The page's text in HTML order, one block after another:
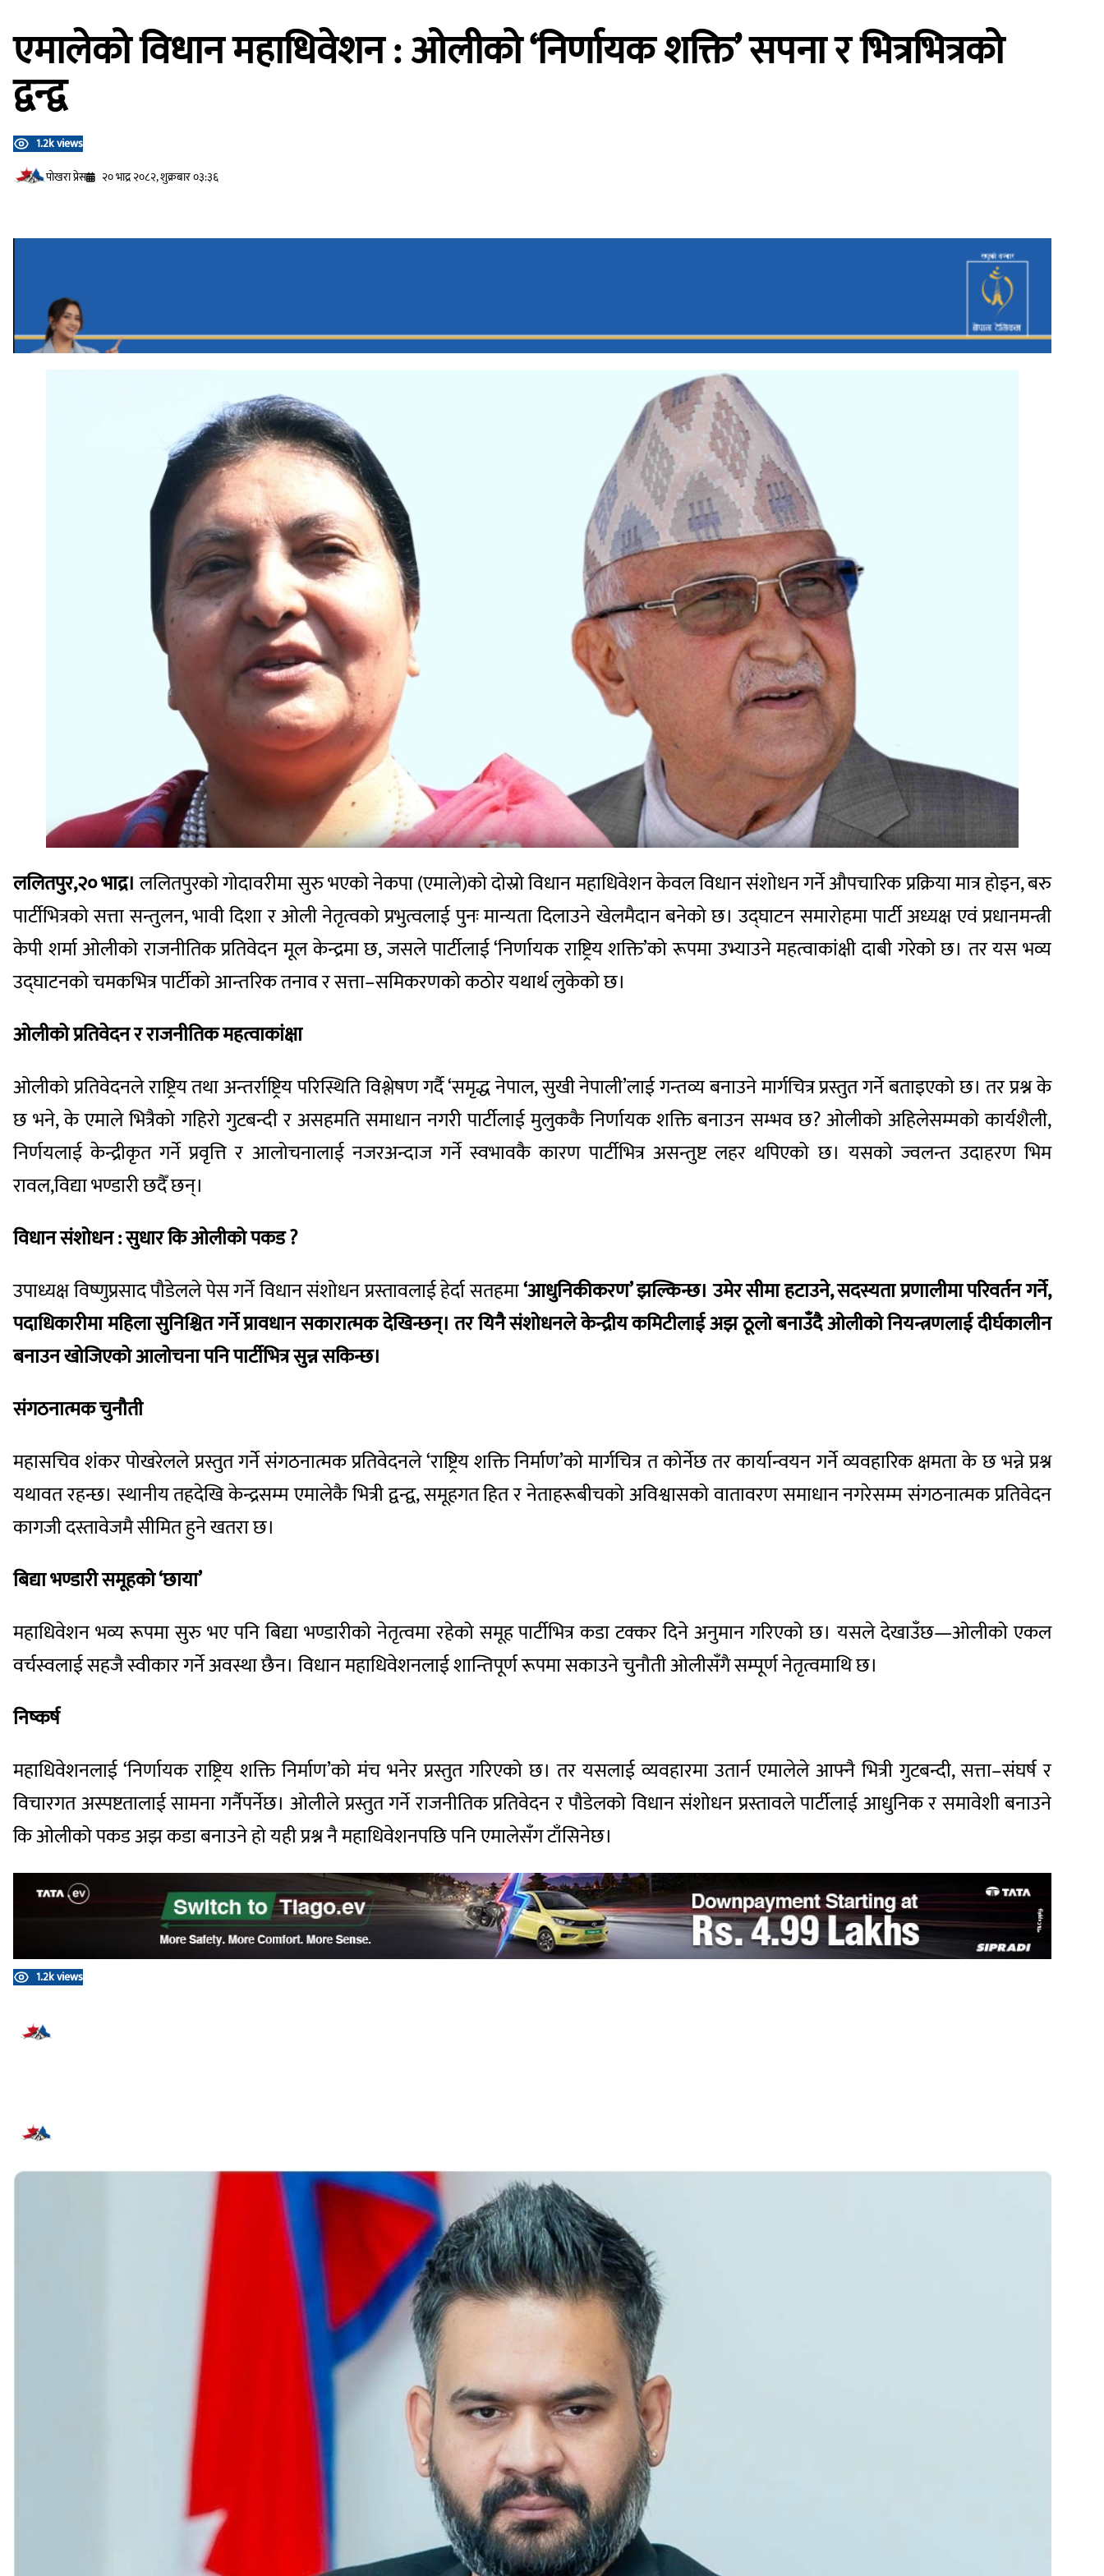
एमालेको विधान महाधिवेशन : ओलीको ‘निर्णायक शक्ति’ सपना र भित्रभित्रको
द्वन्द्व
1.2k views
प‍ोखरा प्रेस
२० भाद्र २०८२, शुक्रबार ०३:३६
ललितपुर,२० भाद्र।ललितपुरको गोदावरीमा सुरु भएको नेकपा (एमाले)को दोस्रो विधान महाधिवेशन केवल विधान संशोधन गर्ने औपचारिक प्रक्रिया मात्र होइन, बरु
पार्टीभित्रको सत्ता सन्तुलन, भावी दिशा र ओली नेतृत्वको प्रभुत्वलाई पुनः मान्यता दिलाउने खेलमैदान बनेको छ। उद्घाटन समारोहमा पार्टी अध्यक्ष एवं प्रधानमन्त्री
केपी शर्मा ओलीको राजनीतिक प्रतिवेदन मूल केन्द्रमा छ, जसले पार्टीलाई ‘निर्णायक राष्ट्रिय शक्ति’को रूपमा उभ्याउने महत्वाकांक्षी दाबी गरेको छ। तर यस भव्य
उद्घाटनको चमकभित्र पार्टीको आन्तरिक तनाव र सत्ता–समिकरणको कठोर यथार्थ लुकेको छ।
ओलीको प्रतिवेदन र राजनीतिक महत्वाकांक्षा
ओलीको प्रतिवेदनले राष्ट्रिय तथा अन्तर्राष्ट्रिय परिस्थिति विश्लेषण गर्दै ‘समृद्ध नेपाल, सुखी नेपाली’लाई गन्तव्य बनाउने मार्गचित्र प्रस्तुत गर्ने बताइएको छ। तर प्रश्न के
छ भने, के एमाले भित्रैको गहिरो गुटबन्दी र असहमति समाधान नगरी पार्टीलाई मुलुककै निर्णायक शक्ति बनाउन सम्भव छ? ओलीको अहिलेसम्मको कार्यशैली,
निर्णयलाई केन्द्रीकृत गर्ने प्रवृत्ति र आलोचनालाई नजरअन्दाज गर्ने स्वभावकै कारण पार्टीभित्र असन्तुष्ट लहर थपिएको छ। यसको ज्वलन्त उदाहरण भिम
रावल,विद्या भण्डारी छदैँ छन्।
विधान संशोधन : सुधार कि ओलीको पकड ?
उपाध्यक्ष विष्णुप्रसाद पौडेलले पेस गर्ने विधान संशोधन प्रस्तावलाई हेर्दा सतहमा‘आधुनिकीकरण’ झल्किन्छ। उमेर सीमा हटाउने, सदस्यता प्रणालीमा परिवर्तन गर्ने,
पदाधिकारीमा महिला सुनिश्चित गर्ने प्रावधान सकारात्मक देखिन्छन्। तर यिनै संशोधनले केन्द्रीय कमिटीलाई अझ ठूलो बनाउँदै ओलीको नियन्त्रणलाई दीर्घकालीन
बनाउन खोजिएको आलोचना पनि पार्टीभित्र सुन्न सकिन्छ।
संगठनात्मक चुनौती
महासचिव शंकर पोखरेलले प्रस्तुत गर्ने संगठनात्मक प्रतिवेदनले ‘राष्ट्रिय शक्ति निर्माण’को मार्गचित्र त कोर्नेछ तर कार्यान्वयन गर्ने व्यवहारिक क्षमता के छ भन्ने प्रश्न
यथावत रहन्छ। स्थानीय तहदेखि केन्द्रसम्म एमालेकै भित्री द्वन्द्व, समूहगत हित र नेताहरूबीचको अविश्वासको वातावरण समाधान नगरेसम्म संगठनात्मक प्रतिवेदन
कागजी दस्तावेजमै सीमित हुने खतरा छ।
बिद्या भण्डारी समूहको ‘छाया’
महाधिवेशन भव्य रूपमा सुरु भए पनि बिद्या भण्डारीको नेतृत्वमा रहेको समूह पार्टीभित्र कडा टक्कर दिने अनुमान गरिएको छ। यसले देखाउँछ—ओलीको एकल
वर्चस्वलाई सहजै स्वीकार गर्ने अवस्था छैन। विधान महाधिवेशनलाई शान्तिपूर्ण रूपमा सकाउने चुनौती ओलीसँगै सम्पूर्ण नेतृत्वमाथि छ।
निष्कर्ष
महाधिवेशनलाई ‘निर्णायक राष्ट्रिय शक्ति निर्माण’को मंच भनेर प्रस्तुत गरिएको छ। तर यसलाई व्यवहारमा उतार्न एमालेले आफ्नै भित्री गुटबन्दी, सत्ता–संघर्ष र
विचारगत अस्पष्टतालाई सामना गर्नैपर्नेछ। ओलीले प्रस्तुत गर्ने राजनीतिक प्रतिवेदन र पौडेलको विधान संशोधन प्रस्तावले पार्टीलाई आधुनिक र समावेशी बनाउने
कि ओलीको पकड अझ कडा बनाउने हो यही प्रश्न नै महाधिवेशनपछि पनि एमालेसँग टाँसिनेछ।
1.2k views